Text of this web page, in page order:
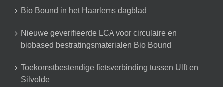
Bio Bound in het Haarlems dagblad
Nieuwe geverifieerde LCA voor circulaire en
biobased bestratingsmaterialen Bio Bound
Toekomstbestendige fietsverbinding tussen Ulft en
Silvolde